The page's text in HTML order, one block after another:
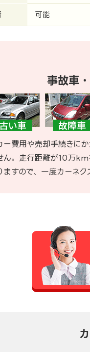
可能
事故車
ー費用や売却手続きに
ん。走行距離が10万
ますので、一度カーネク